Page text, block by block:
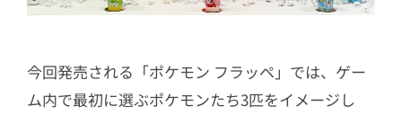
今回発売される「ポケモン フラッペ」では、ゲー
ム内で最初に選ぶポケモンたち3匹をイメージし